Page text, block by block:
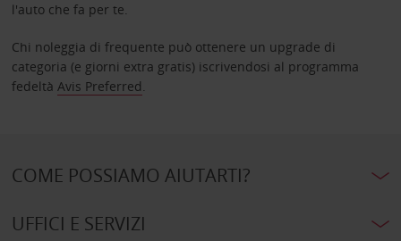
l'auto che fa per te.
Chi noleggia di frequente può ottenere un upgrade di
categoria (e giorni extra gratis) iscrivendosi al programma
fedeltà Avis Preferred.
COME POSSIAMO AIUTARTI?
UFFICI E SERVIZI